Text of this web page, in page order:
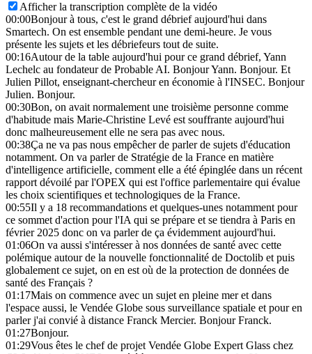
Afficher la transcription complète de la vidéo
00:00Bonjour à tous, c'est le grand débrief aujourd'hui dans
Smartech. On est ensemble pendant une demi-heure. Je vous
présente les sujets et les débriefeurs tout de suite.
00:16Autour de la table aujourd'hui pour ce grand débrief, Yann
Lechelc au fondateur de Probable AI. Bonjour Yann. Bonjour. Et
Julien Pillot, enseignant-chercheur en économie à l'INSEC. Bonjour
Julien. Bonjour.
00:30Bon, on avait normalement une troisième personne comme
d'habitude mais Marie-Christine Levé est souffrante aujourd'hui
donc malheureusement elle ne sera pas avec nous.
00:38Ça ne va pas nous empêcher de parler de sujets d'éducation
notamment. On va parler de Stratégie de la France en matière
d'intelligence artificielle, comment elle a été épinglée dans un récent
rapport dévoilé par l'OPEX qui est l'office parlementaire qui évalue
les choix scientifiques et technologiques de la France.
00:55Il y a 18 recommandations et quelques-unes notamment pour
ce sommet d'action pour l'IA qui se prépare et se tiendra à Paris en
février 2025 donc on va parler de ça évidemment aujourd'hui.
01:06On va aussi s'intéresser à nos données de santé avec cette
polémique autour de la nouvelle fonctionnalité de Doctolib et puis
globalement ce sujet, on en est où de la protection de données de
santé des Français ?
01:17Mais on commence avec un sujet en pleine mer et dans
l'espace aussi, le Vendée Globe sous surveillance spatiale et pour en
parler j'ai convié à distance Franck Mercier. Bonjour Franck.
01:27Bonjour.
01:29Vous êtes le chef de projet Vendée Globe Expert Glass chez